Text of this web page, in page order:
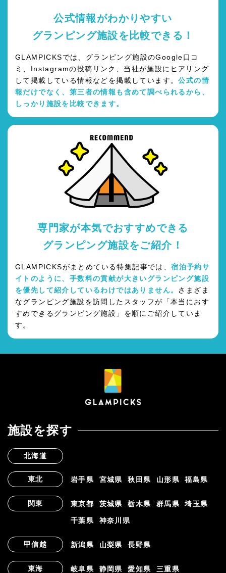
公式情報がわかりやすい
グランピング施設を比較できる！
GLAMPICKSでは、グランピング施設のGoogle口コ
ミ、Instagramの投稿リンク、当社が施設にヒアリング
して掲載している情報などを掲載しています。公式の情
報だけでなく、第三者の情報も含めて調べられるから、
しっかり施設を比較できます。
専門家が本気でおすすめできる
グランピング施設をご紹介！
GLAMPICKSがまとめている特集記事では、宿泊予約サ
イトのように、手数料の貢献が大きいグランピング施設
を優先して紹介しているわけではありません。 さまざま
なグランピング施設を訪問したスタッフが「本当におす
すめできるグランピング施設」を順にご紹介していま
す。
施設を探す
北海道
東北 岩手県 宮城県 秋田県 山形県 福島県
関東 東京都 茨城県 栃木県 群馬県 埼玉県
千葉県 神奈川県
甲信越 新潟県 山梨県 長野県
東海 岐阜県 静岡県 愛知県 三重県